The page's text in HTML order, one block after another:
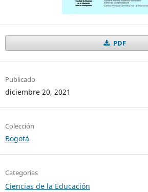
PDF
Publicado
diciembre 20, 2021
Colección
Bogotá
Categorías
Ciencias de la Educación